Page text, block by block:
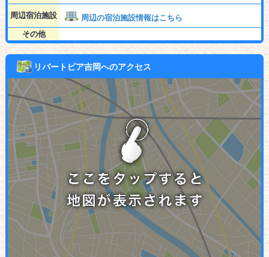
周辺宿泊施設
周辺の宿泊施設情報はこちら
その他
リバートピア吉岡へのアクセス